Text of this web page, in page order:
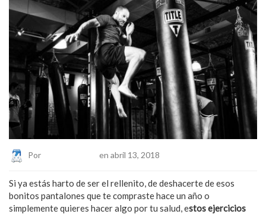
Por en abril 13, 2018
Si ya estás harto de ser el rellenito, de deshacerte de esos
bonitos pantalones que te compraste hace un año o
simplemente quieres hacer algo por tu salud, estos ejercicios